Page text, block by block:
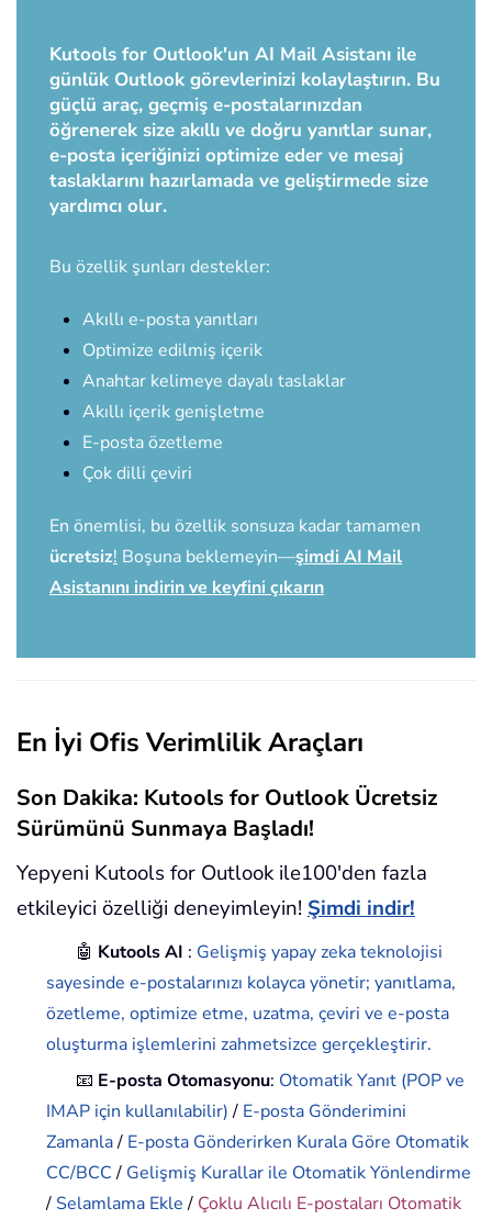
Kutools for Outlook'un AI Mail Asistanı ile
günlük Outlook görevlerinizi kolaylaştırın. Bu
güçlü araç, geçmiş e-postalarınızdan
öğrenerek size akıllı ve doğru yanıtlar sunar,
e-posta içeriğinizi optimize eder ve mesaj
taslaklarını hazırlamada ve geliştirmede size
yardımcı olur.
Bu özellik şunları destekler:
Akıllı e-posta yanıtları
Optimize edilmiş içerik
Anahtar kelimeye dayalı taslaklar
Akıllı içerik genişletme
E-posta özetleme
Çok dilli çeviri
En önemlisi, bu özellik sonsuza kadar tamamen
ücretsiz! Boşuna beklemeyin—şimdi AI Mail
Asistanını indirin ve keyfini çıkarın
En İyi Ofis Verimlilik Araçları
Son Dakika: Kutools for Outlook Ücretsiz
Sürümünü Sunmaya Başladı!
Yepyeni Kutools for Outlook ile100'den fazla
etkileyici özelliği deneyimleyin! Şimdi indir!
🤖 Kutools AI : Gelişmiş yapay zeka teknolojisi
sayesinde e-postalarınızı kolayca yönetir; yanıtlama,
özetleme, optimize etme, uzatma, çeviri ve e-posta
oluşturma işlemlerini zahmetsizce gerçekleştirir.
📧 E-posta Otomasyonu: Otomatik Yanıt (POP ve
IMAP için kullanılabilir)/ E-posta Gönderimini
Zamanla/ E-posta Gönderirken Kurala Göre Otomatik
CC/BCC/ Gelişmiş Kurallar ile Otomatik Yönlendirme
/ Selamlama Ekle/ Çoklu Alıcılı E-postaları Otomatik